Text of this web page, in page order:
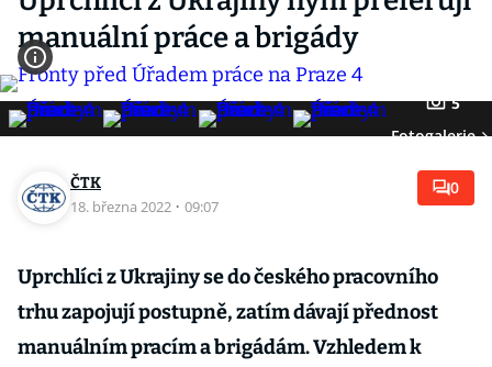
manuální práce a brigády
5
Fotogalerie
ČTK
18. března 2022 · 09:07
0
Uprchlíci z Ukrajiny se do českého pracovního
trhu zapojují postupně, zatím dávají přednost
manuálním pracím a brigádám. Vzhledem k